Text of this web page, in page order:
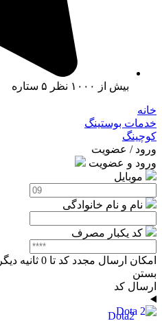
بیش از ۱۰۰۰ نظر ۵ ستاره
خانه
خدمات بوستینگ
کوچینگ
ورود / عضویت
ورود و عضویت
موبایل
نام و نام خانوادگی
کد یکبار مصرف
امکان ارسال مجدد کد تا 0 ثانیه دیگر
بستن
ارسال کد
Dota2